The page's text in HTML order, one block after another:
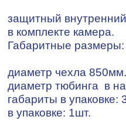
защитный
в комплекте
Габаритные
диаметр чехла 850мм.
диаметр тюбинга в
габариты в упаковке:
в упаковке: 1шт.